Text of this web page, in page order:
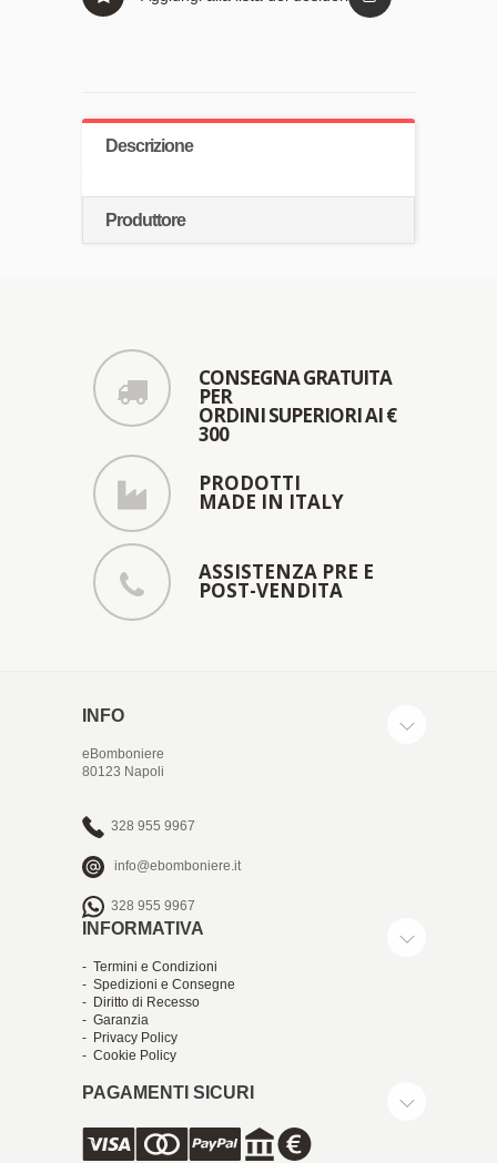
Descrizione
Produttore
CONSEGNA GRATUITA
PER
ORDINI SUPERIORI AI €
300
PRODOTTI
MADE IN ITALY
ASSISTENZA PRE E
POST-VENDITA
INFO
eBomboniere
80123 Napoli
328 955 9967
info@ebomboniere.it
328 955 9967
INFORMATIVA
- Termini e Condizioni
- Spedizioni e Consegne
- Diritto di Recesso
- Garanzia
- Privacy Policy
- Cookie Policy
PAGAMENTI SICURI